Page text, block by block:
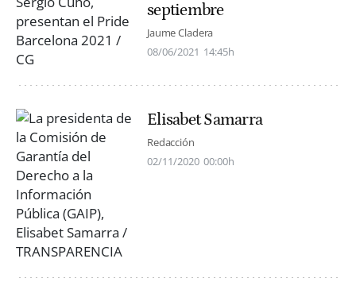
septiembre
Jaume Cladera
08/06/2021 14:45h
Elisabet Samarra
Redacción
02/11/2020 00:00h